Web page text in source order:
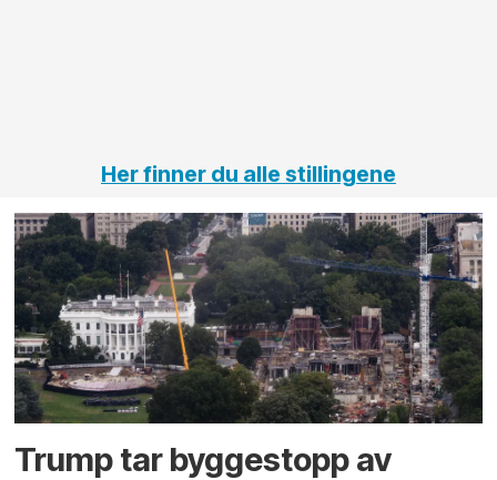
Her finner du alle stillingene
Trump tar byggestopp av